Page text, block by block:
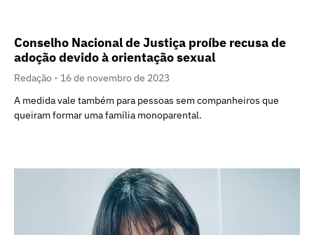
Conselho Nacional de Justiça proíbe recusa de
adoção devido à orientação sexual
Redação
16 de novembro de 2023
A medida vale também para pessoas sem companheiros que
queiram formar uma família monoparental.